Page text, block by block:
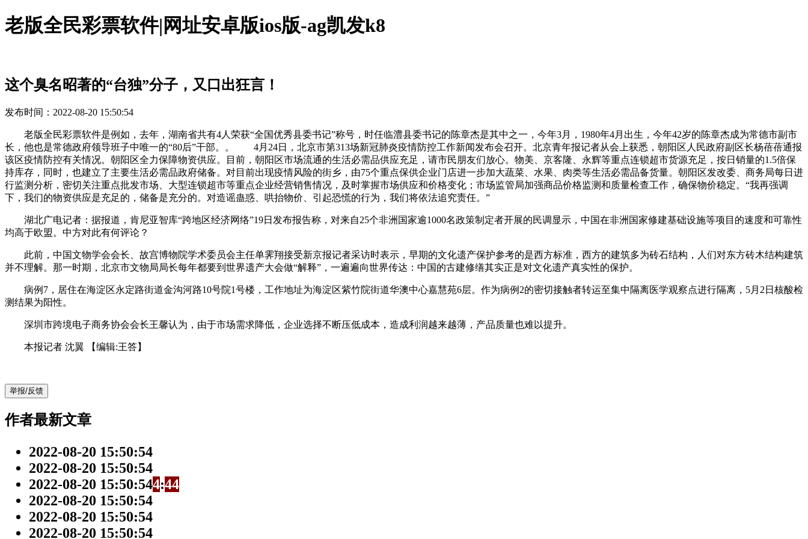
老版全民彩票软件|网址安卓版ios版-ag凯发k8
这个臭名昭著的“台独”分子，又口出狂言！
发布时间：2022-08-20 15:50:54
老版全民彩票软件是例如，去年，湖南省共有4人荣获“全国优秀县委书记”称号，时任临澧县委书记的陈章杰是其中之一，今年3月，1980年4月出生，今年42岁的陈章杰成为常德市副市
长，他也是常德政府领导班子中唯一的“80后”干部。。 4月24日，北京市第313场新冠肺炎疫情防控工作新闻发布会召开。北京青年报记者从会上获悉，朝阳区人民政府副区长杨蓓蓓通报
该区疫情防控有关情况。朝阳区全力保障物资供应。目前，朝阳区市场流通的生活必需品供应充足，请市民朋友们放心。物美、京客隆、永辉等重点连锁超市货源充足，按日销量的1.5倍保
持库存，同时，也建立了主要生活必需品政府储备。对目前出现疫情风险的街乡，由75个重点保供企业门店进一步加大蔬菜、水果、肉类等生活必需品备货量。朝阳区发改委、商务局每日进
行监测分析，密切关注重点批发市场、大型连锁超市等重点企业经营销售情况，及时掌握市场供应和价格变化；市场监管局加强商品价格监测和质量检查工作，确保物价稳定。“我再强调
下，我们的物资供应是充足的，储备是充分的。对造谣蛊惑、哄抬物价、引起恐慌的行为，我们将依法追究责任。”
湖北广电记者：据报道，肯尼亚智库“跨地区经济网络”19日发布报告称，对来自25个非洲国家逾1000名政策制定者开展的民调显示，中国在非洲国家修建基础设施等项目的速度和可靠性
均高于欧盟。中方对此有何评论？
此前，中国文物学会会长、故宫博物院学术委员会主任单霁翔接受新京报记者采访时表示，早期的文化遗产保护参考的是西方标准，西方的建筑多为砖石结构，人们对东方砖木结构建筑
并不理解。那一时期，北京市文物局局长每年都要到世界遗产大会做“解释”，一遍遍向世界传达：中国的古建修缮其实正是对文化遗产真实性的保护。
病例7，居住在海淀区永定路街道金沟河路10号院1号楼，工作地址为海淀区紫竹院街道华澳中心嘉慧苑6层。作为病例2的密切接触者转运至集中隔离医学观察点进行隔离，5月2日核酸检
测结果为阳性。
深圳市跨境电子商务协会会长王馨认为，由于市场需求降低，企业选择不断压低成本，造成利润越来越薄，产品质量也难以提升。
本报记者 沈翼 【编辑:王答】
举报/反馈
作者最新文章
2022-08-20 15:50:54
2022-08-20 15:50:54
2022-08-20 15:50:544:44
2022-08-20 15:50:54
2022-08-20 15:50:54
2022-08-20 15:50:54